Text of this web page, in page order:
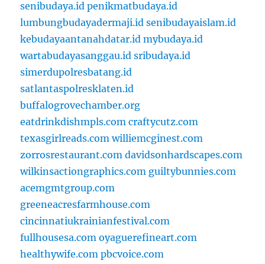
senibudaya.id penikmatbudaya.id
lumbungbudayadermaji.id senibudayaislam.id
kebudayaantanahdatar.id mybudaya.id
wartabudayasanggau.id sribudaya.id
simerdupolresbatang.id
satlantaspolresklaten.id
buffalogrovechamber.org
eatdrinkdishmpls.com craftycutz.com
texasgirlreads.com williemcginest.com
zorrosrestaurant.com davidsonhardscapes.com
wilkinsactiongraphics.com guiltybunnies.com
acemgmtgroup.com
greeneacresfarmhouse.com
cincinnatiukrainianfestival.com
fullhousesa.com oyaguerefineart.com
healthywife.com pbcvoice.com